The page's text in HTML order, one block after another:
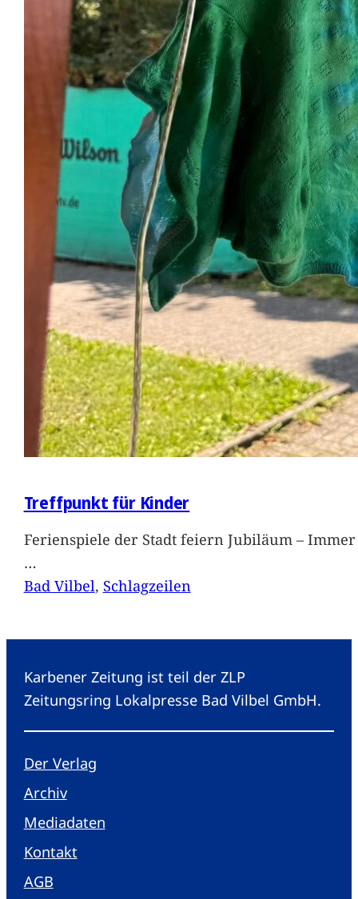
Treffpunkt für Kinder
Ferienspiele der Stadt feiern Jubiläum –
…
Bad Vilbel, Schlagzeilen
Karbener Zeitung ist teil der ZLP
Zeitungsring Lokalpresse Bad Vilbel GmbH.
Der Verlag
Archiv
Mediadaten
Kontakt
AGB